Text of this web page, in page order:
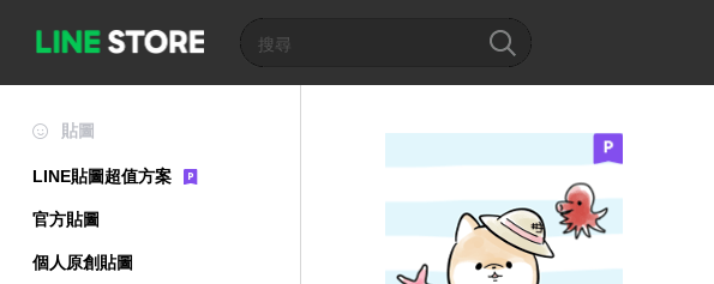
貼圖
LINE貼圖超值方案
官方貼圖
個人原創貼圖